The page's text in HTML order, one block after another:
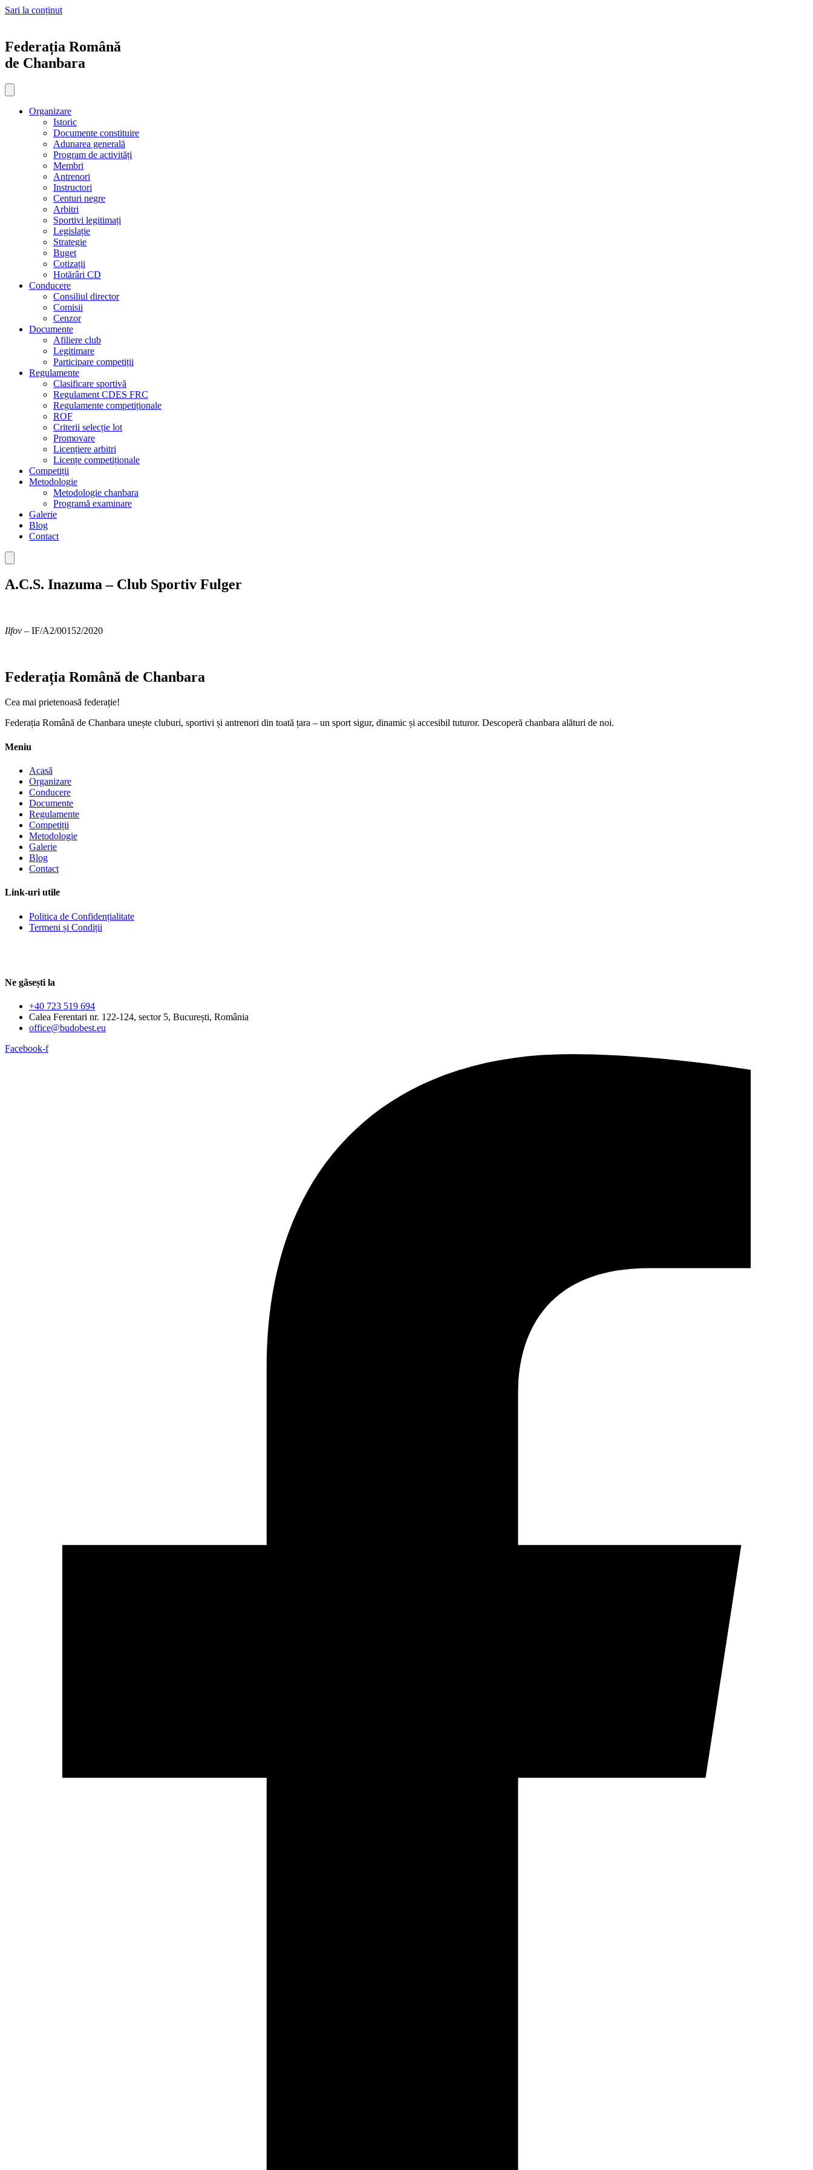
Sari la conținut
Federația Română
de Chanbara
Organizare
Istoric
Documente constituire
Adunarea generală
Program de activități
Membri
Antrenori
Instructori
Centuri negre
Arbitri
Sportivi legitimați
Legislație
Strategie
Buget
Cotizații
Hotărâri CD
Conducere
Consiliul director
Comisii
Cenzor
Documente
Afiliere club
Legitimare
Participare competiții
Regulamente
Clasificare sportivă
Regulament CDES FRC
Regulamente competiționale
ROF
Criterii selecție lot
Promovare
Licențiere arbitri
Licențe competiționale
Competiții
Metodologie
Metodologie chanbara
Programă examinare
Galerie
Blog
Contact
A.C.S. Inazuma – Club Sportiv Fulger
Ilfov – IF/A2/00152/2020
Federația Română de Chanbara
Cea mai prietenoasă federație!
Federația Română de Chanbara unește cluburi, sportivi și antrenori din toată țara – un sport sigur, dinamic și accesibil tuturor. Descoperă chanbara alături de noi.
Meniu
Acasă
Organizare
Conducere
Documente
Regulamente
Competiții
Metodologie
Galerie
Blog
Contact
Link-uri utile
Politica de Confidențialitate
Termeni și Condiții
Ne găsești la
+40 723 519 694
Calea Ferentari nr. 122-124, sector 5, București, România
office@budobest.eu
Facebook-f